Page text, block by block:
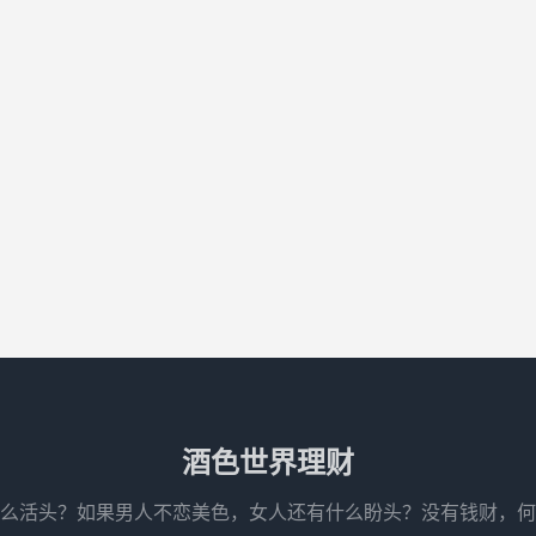
酒色世界理财
活头？如果男人不恋美色，女人还有什么盼头？没有钱财，